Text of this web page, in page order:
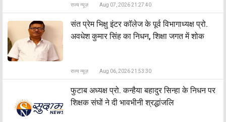
राज्य न्यूज़ Aug 07, 2026 21:27:40
संत प्रेम भिक्षु इंटर कॉलेज के पूर्व विभागाध्यक्ष प्रो.
अवधेश कुमार सिंह का निधन, शिक्षा जगत में शोक
राज्य न्यूज़ Aug 06, 2026 21:53:30
फुटाब अध्यक्ष प्रो. कन्हैया बहादुर सिन्हा के निधन पर
शिक्षक संघों ने दी भावभीनी श्रद्धांजलि